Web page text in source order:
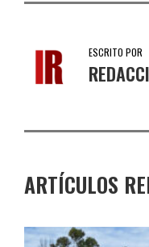
ESCRITO POR
ARTÍCULOS